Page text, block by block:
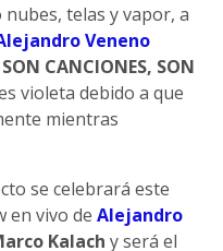
telas y vapor, a
Veneno
CANCIONES, SON
violeta debido a que
mientras
se celebrará este
en vivo deAlejandro
Kalach y será el